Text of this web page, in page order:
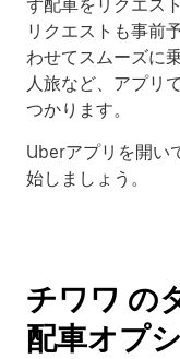
ず配車をリクエス
リクエストも事前
わせてスムーズに
人旅など、アプリ
つかります。
Uberアプリを開い
始しましょう。
チワワ の
配車オプ